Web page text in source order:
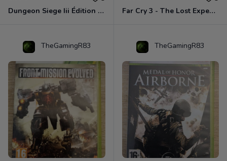
Dungeon Siege Iii Édition Limitée - Vf Intégrale Xbox 360 Far Cry 3 - The Lost Expeditions - Edition Spéciale Xbox 360
TheGamingR83 TheGamingR83